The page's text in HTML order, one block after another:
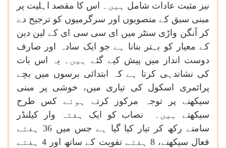
نیز مثبت عادات شامل ہیں۔ اس کا مقصد اہلیت پر
مبنی سبق کے منصوبوں اور سرگرمیوں کو ترجیح دے
کر
آنگن واڑی سنٹر میں ای سی سی ای کے لین دین
کے معیار کو بہتر بنانا ہے جو ایک سادہ اور
صارف
دوست
انداز میں پیش کیے گئے ہیں۔ یہ اس بات
کی نشاندہی کرتا ہے کہ ابتدائی برسوں میں بچے
پرائمری
اسکول کی تیاری میں، خوشی پر
مبنی
سیکھنے
پر توجہ مرکوز کرتے ہوئے کس
طرح
سیکھتے
ہیں۔ نصاب کو ایک ہفتہ وار
کیلنڈر
سامنے ركھ كر تیار كیا گیا ہے جس میں 36
ہفتے
فعال سیکھنے، 8 ہفتے تقویت كے ساتھ اور 4 ہفتے